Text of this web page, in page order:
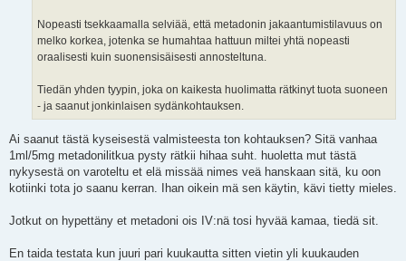
Nopeasti tsekkaamalla selviää, että metadonin jakaantumistilavuus on
melko korkea, jotenka se humahtaa hattuun miltei yhtä nopeasti
oraalisesti kuin suonensisäisesti annosteltuna.
Tiedän yhden tyypin, joka on kaikesta huolimatta rätkinyt tuota suoneen
- ja saanut jonkinlaisen sydänkohtauksen.
Ai saanut tästä kyseisestä valmisteesta ton kohtauksen? Sitä vanhaa
1ml/5mg metadonilitkua pysty rätkii hihaa suht. huoletta mut tästä
nykysestä on varoteltu et elä missää nimes veä hanskaan sitä, ku oon
kotiinki tota jo saanu kerran. Ihan oikein mä sen käytin, kävi tietty mieles.
Jotkut on hypettäny et metadoni ois IV:nä tosi hyvää kamaa, tiedä sit.
En taida testata kun juuri pari kuukautta sitten vietin yli kuukauden